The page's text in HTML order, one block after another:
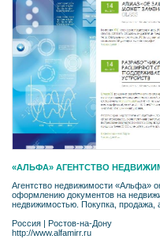
«АЛЬФА» АГЕНТСТВО
Агентство недвижимости «Альфа»
оформлению документов на
недвижимостью. Покупка, продажа,
Россия
Ростов-на-Дону
http://www.alfamirr.ru